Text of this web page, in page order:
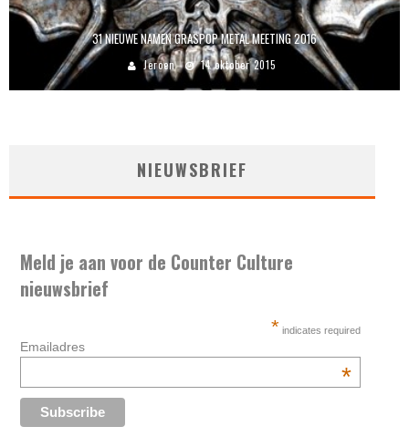
31 NIEUWE NAMEN GRASPOP METAL MEETING 2016
Jeroen 14 oktober 2015
NIEUWSBRIEF
Meld je aan voor de Counter Culture
nieuwsbrief
* indicates required
Emailadres
*